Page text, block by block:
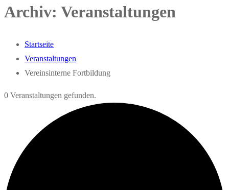
Archiv: Veranstaltungen
Startseite
Veranstaltungen
Vereinsinterne Fortbildung
0 Veranstaltungen gefunden.